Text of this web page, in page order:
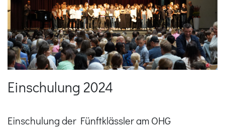
Einschulung 2024
Einschulung der Fünftklässler am OHG